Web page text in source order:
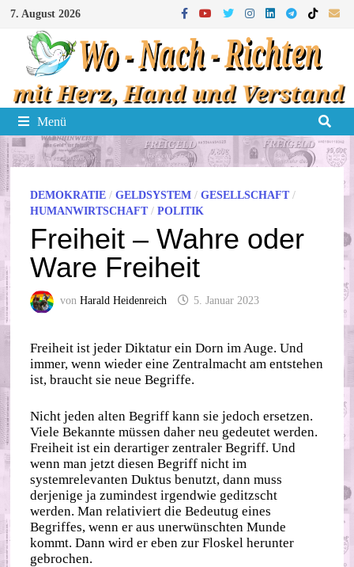
Zum
Inhalt
springen
7. August 2026
Menü
DEMOKRATIE /GELDSYSTEM /GESELLSCHAFT/
HUMANWIRTSCHAFT/POLITIK
Freiheit – Wahre oder
Ware Freiheit
vonHarald Heidenreich 5. Januar 2023
Freiheit ist jeder Diktatur ein Dorn im Auge. Und
immer, wenn wieder eine Zentralmacht am entstehen
ist, braucht sie neue Begriffe.
Nicht jeden alten Begriff kann sie jedoch ersetzen.
Viele Bekannte müssen daher neu gedeutet werden.
Freiheit ist ein derartiger zentraler Begriff. Und
wenn man jetzt diesen Begriff nicht im
systemrelevanten Duktus benutzt, dann muss
derjenige ja zumindest irgendwie geditzscht
werden. Man relativiert die Bedeutug eines
Begriffes, wenn er aus unerwünschten Munde
kommt. Dann wird er eben zur Floskel herunter
gebrochen.